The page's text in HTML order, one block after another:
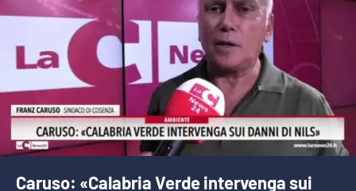
Leggendo Alvaro insieme
Imprese Di Calabria
Le perfidie di Antonella Grippo
Venti di comunicazione
Caruso: «Calabria Verde intervenga sui